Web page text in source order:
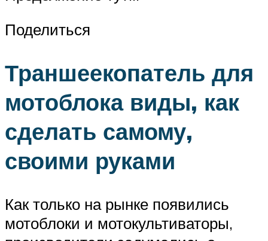
Поделиться
Траншеекопатель для
мотоблока виды, как
сделать самому,
своими руками
Как только на рынке появились
мотоблоки и мотокультиваторы,